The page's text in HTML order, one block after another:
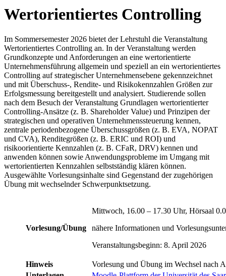
Wertorientiertes Controlling
Im Sommersemester 2026 bietet der Lehrstuhl die Veranstaltung
Wertorientiertes Controlling an. In der Veranstaltung werden
Grundkonzepte und Anforderungen an eine wertorientierte
Unternehmensführung allgemein und speziell an ein wertorientiertes
Controlling auf strategischer Unternehmensebene gekennzeichnet
und mit Überschuss-, Rendite- und Risikokennzahlen Größen zur
Erfolgsmessung bereitgestellt und analysiert. Studierende sollen
nach dem Besuch der Veranstaltung Grundlagen wertorientierter
Controlling-Ansätze (z. B. Shareholder Value) und Prinzipen der
strategischen und operativen Unternehmenssteuerung kennen,
zentrale periodenbezogene Überschussgrößen (z. B. EVA, NOPAT
und CVA), Renditegrößen (z. B. ERIC und ROI) und
risikoorientierte Kennzahlen (z. B. CFaR, DRV) kennen und
anwenden können sowie Anwendungsprobleme im Umgang mit
wertorientierten Kennzahlen selbstständig klären können.
Ausgewählte Vorlesungsinhalte sind Gegenstand der zugehörigen
Übung mit wechselnder Schwerpunktsetzung.
Vorlesung/Übung
Mittwoch, 16.00 – 17.30 Uhr, Hörsaal
nähere Informationen und
Veranstaltungsbeginn: 8. April 2026
Hinweis
Vorlesung und Übung im Wechsel nach